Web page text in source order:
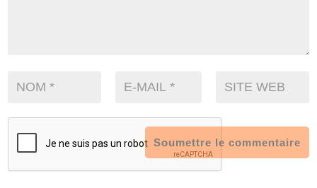
Soumettre le commentaire